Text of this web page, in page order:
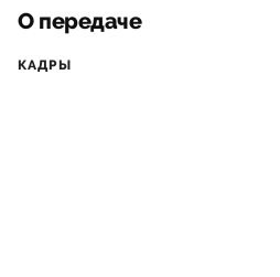
О передаче
КАДРЫ